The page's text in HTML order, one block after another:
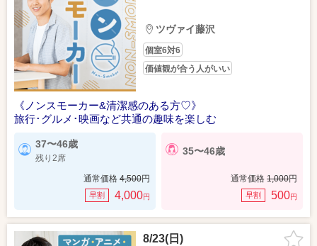
ツヴァイ藤沢
個室6対6
価値観が合う人がいい
《ノンスモーカー&清潔感のある方♡》
旅行･グルメ･映画など共通の趣味を楽しむ
37〜46歳
残り2席
通常価格 4,500円
早割 4,000円
35〜46歳
通常価格 1,000円
早割 500円
8/23(日)